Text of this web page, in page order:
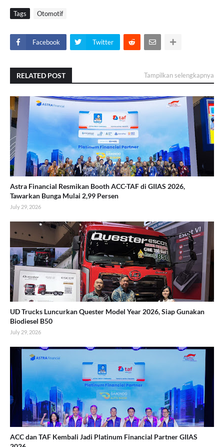
Tags Otomotif
Facebook Twitter
RELATED POST Tampilkan selengkapnya
Astra Financial Resmikan Booth ACC-TAF di GIIAS 2026,
Tawarkan Bunga Mulai 2,99 Persen
July 29, 2026
UD Trucks Luncurkan Quester Model Year 2026, Siap Gunakan
Biodiesel B50
July 29, 2026
ACC dan TAF Kembali Jadi Platinum Financial Partner GIIAS